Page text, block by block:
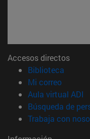
Accesos directos
Biblioteca
Mi correo(abre
Aula virtual ADI
Búsqueda de
Trabaja con